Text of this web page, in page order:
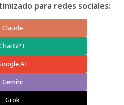
para redes sociales:
Claude
AI
Gemini
Grok